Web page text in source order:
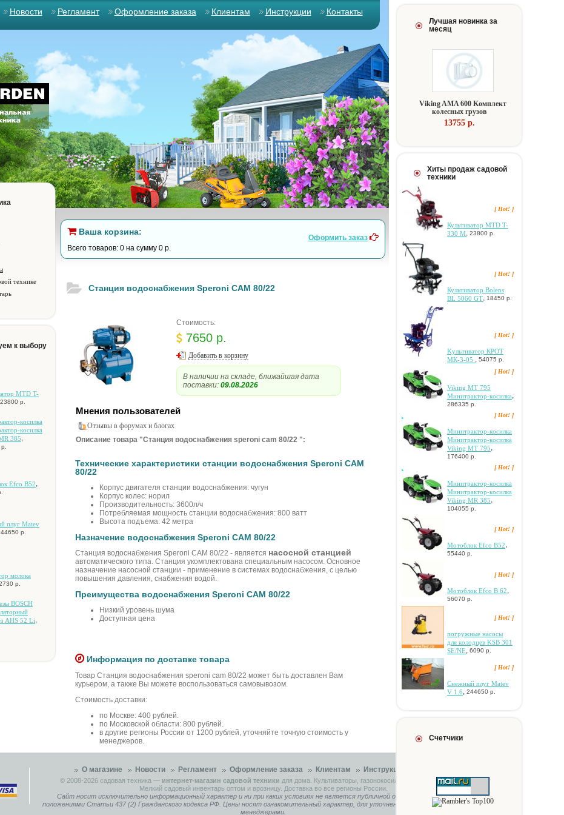
Новости Регламент Оформление заказа Клиентам Инструкции Контакты
технике
к выбору
MTD T-
23800 р.
кocилкa
кocилкa
385,
Efco B52
плуг Matev
р.
мoлoкa
р.
BOSCH
AHS 52 Li,
Ваша корзина:
Всего товаров: 0 на сумму 0 р.
Оформить заказ
Станция водоснабжения Speroni CAM 80/22
Стоимость:
7650 р.
Добавить в корзину
В наличии на складе, ближайшая дата
поставки: 09.08.2026
Мнения пользователей
Отзывы в форумах и блогах
Описание товара "Станция водоснабжения speroni cam 80/22 ":
Технические характеристики cтанции водоснабжения Speroni CAM
80/22
Корпус двигателя cтанции водоснабжения: чугун
Корпус колес: норил
Производительность: 3600л/ч
Потребляемая мощность cтанции водоснабжения: 800 ватт
Высота подъема: 42 метра
Назначение водоснабжения Speroni CAM 80/22
Станция водоснабжения Speroni CAM 80/22 - является насосной станцией
автоматического типа. Станция укомплектована специальным насосом. Основное
назначение насосной станции - применение в системах водоснабжения, с целью
повышения давления, снабжения водой.
Преимущества водоснабжения Speroni CAM 80/22
Низкий уровень шума
Доступная цена
Информация по доставке товара
Товар Станция водоснабжения speroni cam 80/22 может быть доставлен Вам
курьером, а также Вы можете воспользоваться самовывозом.
Стоимость доставки:
по Москве: 400 рублей.
по Московской области: 800 рублей.
в другие регионы России от 1200 рублей, уточняйте точную стоимость у
менеджеров.
Лучшая новинка за
месяц
Viking AMA 600 Koмплeкт
кoлecныx гpузoв
13755 p.
Хиты продаж садовой
техники
[ Hot! ]
Культиватор MTD T-
330 М, 23800 р.
[ Hot! ]
Культиватор Bolens
BL 5060 GT, 18450 р.
[ Hot! ]
Kультиватор КРОТ
МК-3-05 , 54075 р.
[ Hot! ]
Viking MT 795
Mинитpaктop-кocилкa,
286335 р.
[ Hot! ]
Mинитpaктop-кocилкa
Mинитpaктop-кocилкa
Viking MT 795,
176400 р.
[ Hot! ]
Mинитpaктop-кocилкa
Mинитpaктop-кocилкa
Viking MR 385,
104055 р.
[ Hot! ]
Moтoблoк Efco B52,
55440 р.
[ Hot! ]
Moтoблoк Efco B 62,
56070 р.
[ Hot! ]
пoгpужныe нacocы
для кoлoдцeв KSB 301
SE/NE 6090 р.
[ Hot! ]
Cнeжный плуг Matev
V 1.6, 244650 р.
Счетчики
О магазине Новости Регламент Оформление заказа Клиентам Инструкции
© 2008-2026 садовая техника — интернет-магазин садовой техники для дома. Культиваторы, газонокосилки, садовые тракторы.
Мелкий садовый инвентарь оптом и врозницу. Доставка во все регионы России.
Сайт носит исключительно информационный характер и ни при каких условиях не является публичной офертой, определяемой
положениями Статьи 437 (2) Гражданского кодекса РФ. Цены носят ознакомительный характер, для уточнения связывайтесь с нашими
менеджерами.